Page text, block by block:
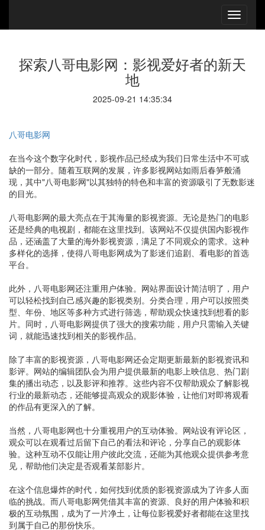
探索八哥电影网：影视爱好者的新天
地
2025-09-21 14:35:34
八哥电影网
在当今这个数字化时代，影视作品已经成为我们日常生活中不可或
缺的一部分。随着互联网的发展，许多影视网站如雨后春笋般涌
现，其中"八哥电影网"以其独特的特色和丰富的资源吸引了无数影迷
的目光。
八哥电影网的最大亮点在于其海量的影视资源。无论是热门的电影
还是经典的电视剧，都能在这里找到。该网站不仅提供国内影视作
品，还涵盖了大量的海外影视资源，满足了不同观众的需求。这种
多样化的选择，使得八哥电影网成为了影迷们追剧、看电影的首选
平台。
此外，八哥电影网还注重用户体验。网站界面设计简洁明了，用户
可以轻松找到自己感兴趣的影视类别。分类合理，用户可以按照类
型、年份、地区等多种方式进行筛选，帮助观众快速找到想看的影
片。同时，八哥电影网提供了强大的搜索功能，用户只需输入关键
词，就能迅速找到相关的影视作品。
除了丰富的影视资源，八哥电影网还会定期更新最新的影视资讯和
影评。网站的编辑团队会为用户提供最新的电影上映信息、热门剧
集的播出动态，以及影评和推荐。这些内容不仅帮助观众了解影视
行业的最新动态，还能够提高观众的观影体验，让他们对即将观看
的作品有更深入的了解。
当然，八哥电影网也十分重视用户的互动体验。网站设有评论区，
观众可以在观看过后留下自己的看法和评论，分享自己的观影体
验。这种互动不仅能让用户彼此交流，还能为其他观众提供参考意
见，帮助他们决定是否观看某部影片。
在这个信息爆炸的时代，如何找到优质的影视资源成为了许多人面
临的挑战。而八哥电影网凭借其丰富的资源、良好的用户体验和积
极的互动氛围，成为了一片净土，让每位影视爱好者都能在这里找
到属于自己的那份快乐。